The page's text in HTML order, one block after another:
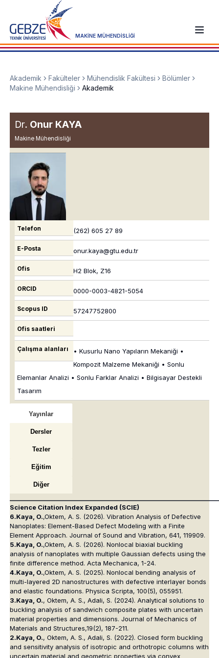
MAKİNE MÜHENDİSLİĞİ
Akademik Fakülteler Mühendislik Fakültesi
Bölümler
Makine Mühendisliği
Akademik
Dr. Onur KAYA
Makine Mühendisliği
Telefon (262) 605 27 89
E-Posta onur.kaya@gtu.edu.tr
Ofis H2 Blok, Z16
ORCID 0000-0003-4821-5054
Scopus ID 57247752800
Ofis saatleri
Çalışma alanları
• Kusurlu Nano Yapıların Mekaniği •
Kompozit Malzeme Mekaniği • Sonlu
Elemanlar Analizi • Sonlu Farklar Analizi • Bilgisayar Destekli
Tasarım
Yayınlar
Dersler
Tezler
Eğitim
Diğer
Science Citation Index Expanded (SCIE)
6.Kaya, O.,Oktem, A. S. (2026). Vibration Analysis of Defective
Nanoplates: Element-Based Defect Modeling with a Finite
Element Approach. Journal of Sound and Vibration, 641, 119909.
5.Kaya, O.,Oktem, A. S. (2026). Nonlocal biaxial buckling
analysis of nanoplates with multiple Gaussian defects using the
finite difference method. Acta Mechanica, 1-24.
4.Kaya, O.,Oktem, A. S. (2025). Nonlocal bending analysis of
multi-layered 2D nanostructures with defective interlayer bonds
and elastic foundations. Physica Scripta, 100(5), 055951.
3.Kaya, O., Oktem, A. S., Adali, S. (2024). Analytical solutions to
buckling analysis of sandwich composite plates with uncertain
material properties and dimensions. Journal of Mechanics of
Materials and Structures,19(2), 187-211.
2.Kaya, O., Oktem, A. S., Adali, S. (2022). Closed form buckling
and sensitivity analysis of isotropic and orthotropic columns with
uncertain material and geometric properties via convex